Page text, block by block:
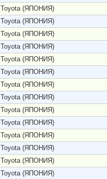
Toyota (ЯПОНИЯ)
Toyota (ЯПОНИЯ)
Toyota (ЯПОНИЯ)
Toyota (ЯПОНИЯ)
Toyota (ЯПОНИЯ)
Toyota (ЯПОНИЯ)
Toyota (ЯПОНИЯ)
Toyota (ЯПОНИЯ)
Toyota (ЯПОНИЯ)
Toyota (ЯПОНИЯ)
Toyota (ЯПОНИЯ)
Toyota (ЯПОНИЯ)
Toyota (ЯПОНИЯ)
Toyota (ЯПОНИЯ)